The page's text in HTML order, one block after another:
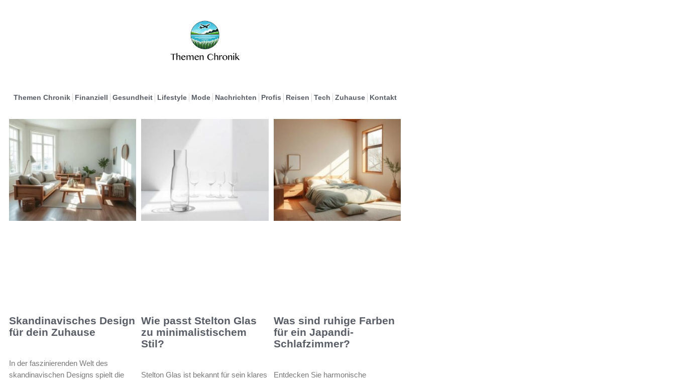
Themen Chronik Finanziell Gesundheit Lifestyle Mode Nachrichten Profis Reisen Tech Zuhause Kontakt
Skandinavisches Design
für dein Zuhause
In der faszinierenden Welt des
skandinavischen Designs spielt die
Wie passt Stelton Glas
zu minimalistischem
Stil?
Stelton Glas ist bekannt für sein klares
Was sind ruhige Farben
für ein Japandi-
Schlafzimmer?
Entdecken Sie harmonische